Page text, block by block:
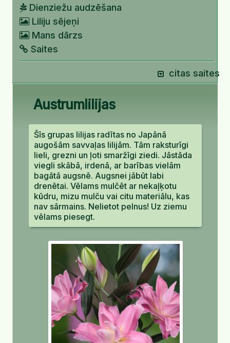
Dienziežu audzēšana
Liliju sējeņi
Mans dārzs
Saites
citas saites
Austrumlilijas
Šīs grupas lilijas radītas no Japānā
augošām savvaļas lilijām. Tām raksturīgi
lieli, grezni un ļoti smaržīgi ziedi. Jāstāda
viegli skābā, irdenā, ar barības vielām
bagātā augsnē. Augsnei jābūt labi
drenētai. Vēlams mulčēt ar nekaļķotu
kūdru, mizu mulču vai citu materiālu, kas
nav sārmains. Nelietot pelnus! Uz ziemu
vēlams piesegt.